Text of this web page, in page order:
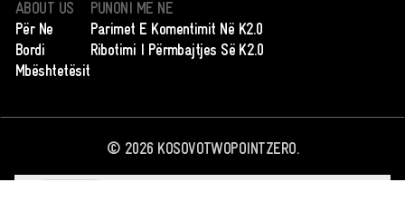
ABOUT US
Për Ne
Bordi
Mbështetësit
PUNONI ME NE
Parimet E Komentimit Në K2.0
Ribotimi I Përmbajtjes Së K2.0
© 2026KOSOVOTWOPOINTZERO.